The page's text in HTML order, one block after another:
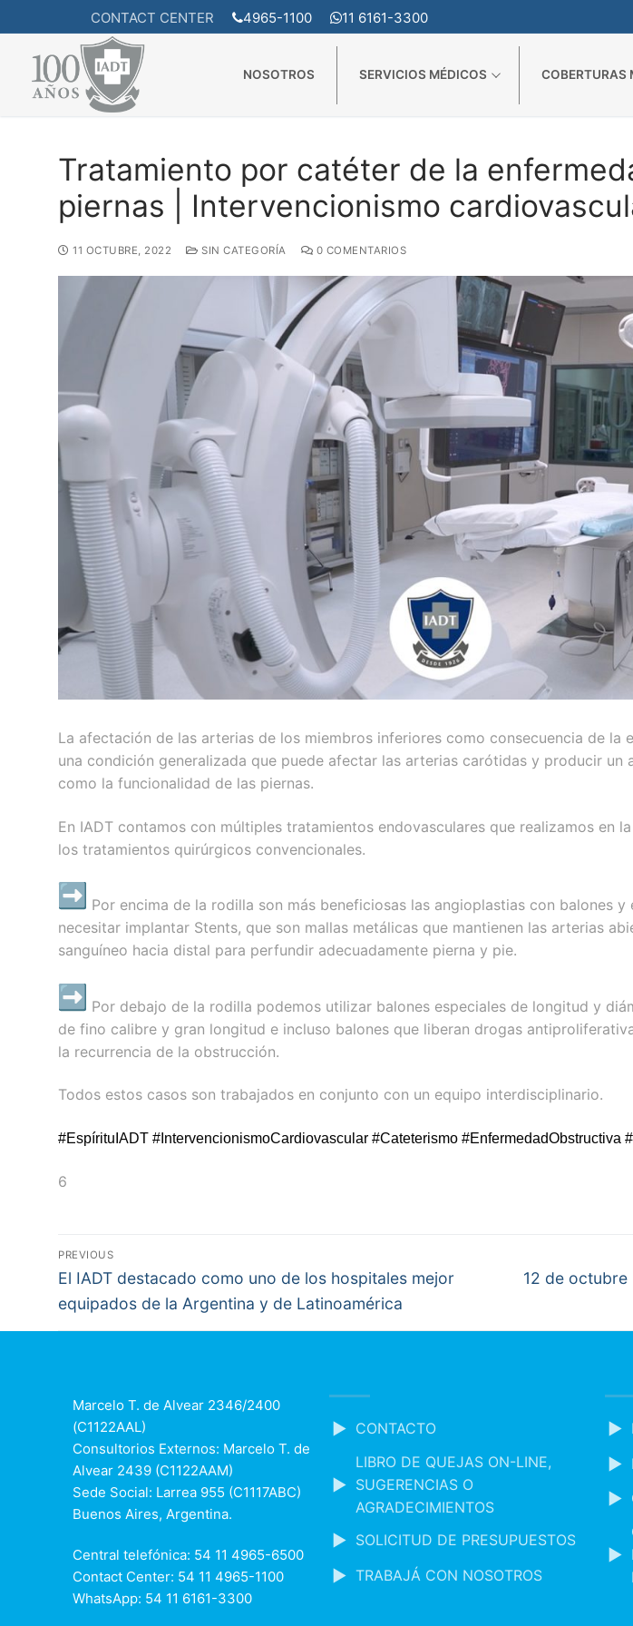
al
contenido
CONTACT CENTER 4965-1100 11 6161-3300
NOSOTROS SERVICIOS MÉDICOS COBERTURAS
INICIO GENERALES TRATAMIENTO POR CATÉTER DE LA ENFERMEDAD DE LAS PIERNAS |
Tratamiento por catéter de la
piernas | Intervencionismo
11 OCTUBRE, 2022 SIN CATEGORÍA 0 COMENTARIOS
La afectación de las arterias de los miembros inferiores como consecuencia de la
una condición generalizada que puede afectar las arterias carótidas y producir un
como la funcionalidad de las piernas.
En IADT contamos con múltiples tratamientos endovasculares que realizamos en
los tratamientos quirúrgicos convencionales.
Por encima de la rodilla son más beneficiosas las angioplastias con balones y
necesitar implantar Stents, que son mallas metálicas que mantienen las arterias
sanguíneo hacia distal para perfundir adecuadamente pierna y pie.
Por debajo de la rodilla podemos utilizar balones especiales de longitud y
de fino calibre y gran longitud e incluso balones que liberan drogas
la recurrencia de la obstrucción.
Todos estos casos son trabajados en conjunto con un equipo interdisciplinario.
#EspírituIADT # IntervencionismoCardiovascular #Cateterismo #EnfermedadObstructiva
6
Navegación
de
entradas
PREVIOUS
Previous
post:
El IADT destacado como uno de los hospitales mejor
equipados de la Argentina y de Latinoamérica
Next
12 de octubre
Marcelo T. de Alvear 2346/2400
(C1122AAL)
Consultorios Externos: Marcelo T. de
Alvear 2439 (C1122AAM)
Sede Social: Larrea 955 (C1117ABC)
Buenos Aires, Argentina.
Central telefónica: 54 11 4965-6500
Contact Center: 54 11 4965-1100
WhatsApp: 54 11 6161-3300
CONTACTO
LIBRO DE QUEJAS ON-LINE,
SUGERENCIAS O
AGRADECIMIENTOS
SOLICITUD DE PRESUPUESTOS
TRABAJÁ CON NOSOTROS